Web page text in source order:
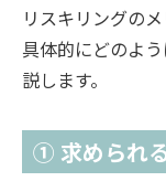
リスキリングの
具体的にどのよ
説します。
① 求められ